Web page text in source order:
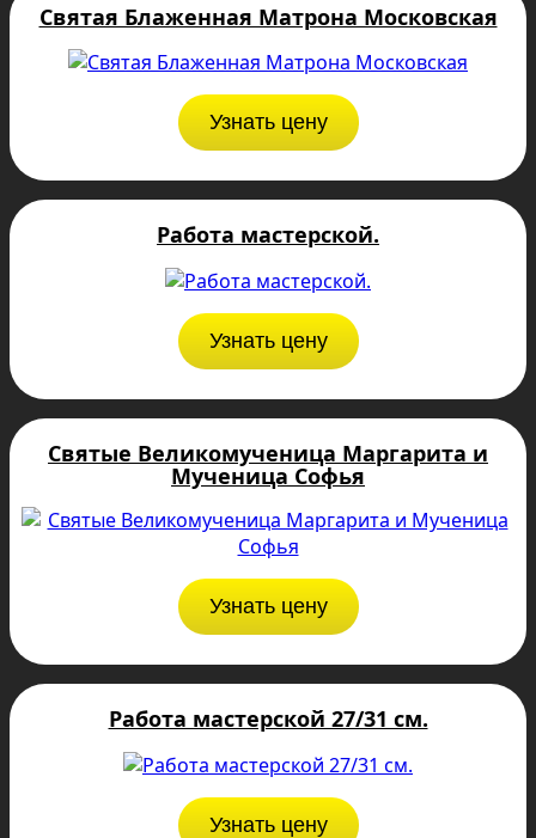
Святая Блаженная Матрона Московская
Узнать цену
Работа мастерской.
Узнать цену
Святые Великомученица Маргарита и
Мученица Софья
Узнать цену
Работа мастерской 27/31 см.
Узнать цену